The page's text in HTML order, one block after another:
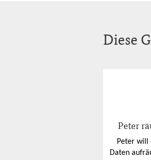
Diese
Peter
Peter will
Daten